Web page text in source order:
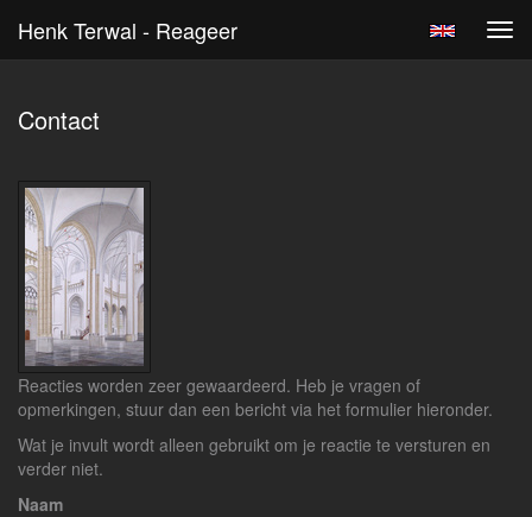
Henk Terwal - Reageer
Contact
Reacties worden zeer gewaardeerd. Heb je vragen of
opmerkingen, stuur dan een bericht via het formulier hieronder.
Wat je invult wordt alleen gebruikt om je reactie te versturen en
verder niet.
Naam